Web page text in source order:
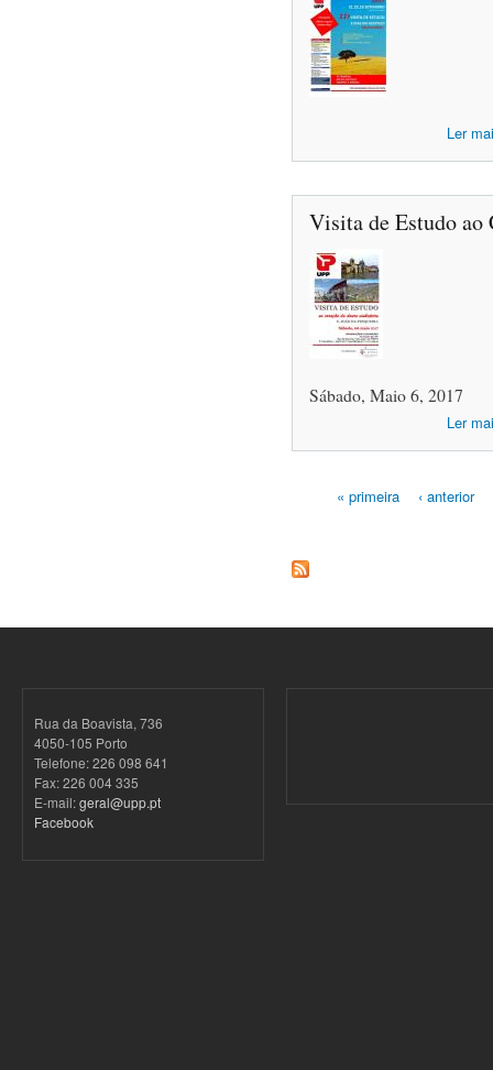
Ler
Visita de Estudo
Sábado, Maio 6, 2017
Ler
« primeira ‹ anterior
Rua da Boavista, 736
4050-105 Porto
Telefone: 226 098 641
Fax: 226 004 335
E-mail:geral@upp.pt
Facebook